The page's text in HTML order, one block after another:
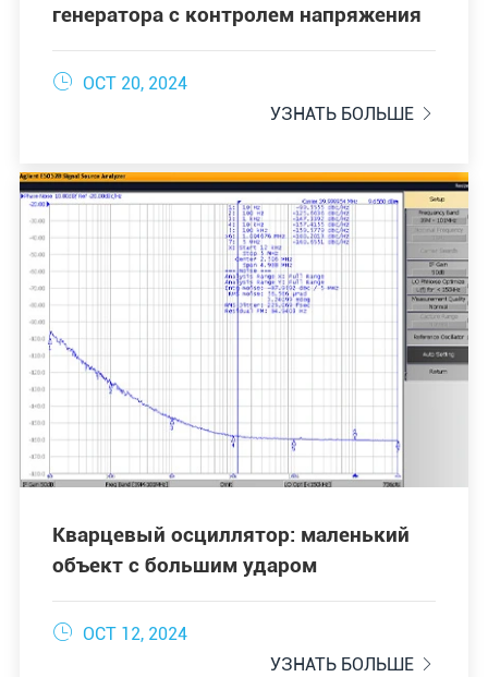
генератора с контролем напряжения
 OCT 20, 2024
УЗНАТЬ БОЛЬШЕ 
Кварцевый осциллятор: маленький
объект с большим ударом
 OCT 12, 2024
УЗНАТЬ БОЛЬШЕ 